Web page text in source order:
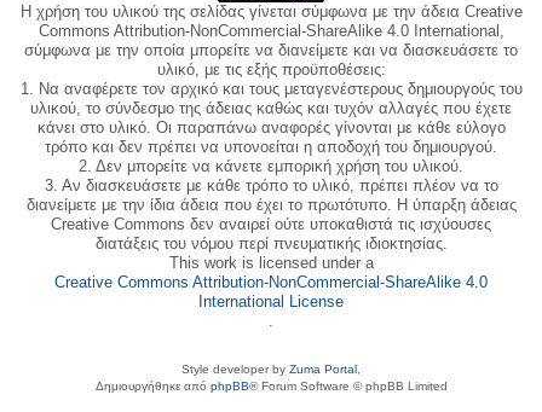
Η χρήση του υλικού της σελίδας γίνεται σύμφωνα με την άδεια Creative
Commons Attribution-NonCommercial-ShareAlike 4.0 International,
σύμφωνα με την οποία μπορείτε να διανείμετε και να διασκευάσετε το
υλικό, με τις εξής προϋποθέσεις:
1. Να αναφέρετε τον αρχικό και τους μεταγενέστερους δημιουργούς του
υλικού, το σύνδεσμο της άδειας καθώς και τυχόν αλλαγές που έχετε
κάνει στο υλικό. Οι παραπάνω αναφορές γίνονται με κάθε εύλογο
τρόπο και δεν πρέπει να υπονοείται η αποδοχή του δημιουργού.
2. Δεν μπορείτε να κάνετε εμπορική χρήση του υλικού.
3. Αν διασκευάσετε με κάθε τρόπο το υλικό, πρέπει πλέον να το
διανείμετε με την ίδια άδεια που έχει το πρωτότυπο. Η ύπαρξη άδειας
Creative Commons δεν αναιρεί ούτε υποκαθιστά τις ισχύουσες
διατάξεις του νόμου περί πνευματικής ιδιοκτησίας.
This work is licensed under a
Creative Commons Attribution-NonCommercial-ShareAlike 4.0
International License
Style developer by Zuma Portal ,
Δημιουργήθηκε από phpBB® Forum Software © phpBB Limited